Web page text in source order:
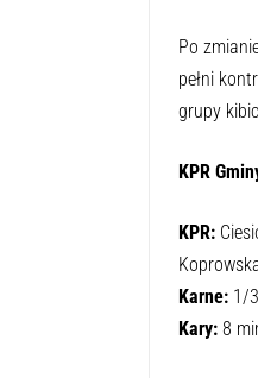
Po
pełni
grupy
KPR
KPR:
Karne: 1/3
Kary: 8